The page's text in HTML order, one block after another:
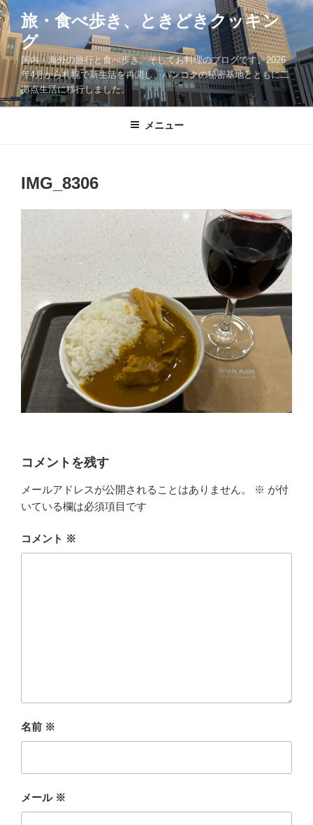
コ
ン
テ
ン
ツ
へ
ス
旅・食べ歩き、ときどきクッキン
グ
国内・海外の旅行と食べ歩き、そしてお料理のブログです。2026
年4月から札幌で新生活を再開し、バンコクの秘密基地とともに二
拠点生活に移行しました。
メニュー
IMG_8306
コメントを残す
メールアドレスが公開されることはありません。 ※ が付
いている欄は必須項目です
コメント ※
名前 ※
メール ※